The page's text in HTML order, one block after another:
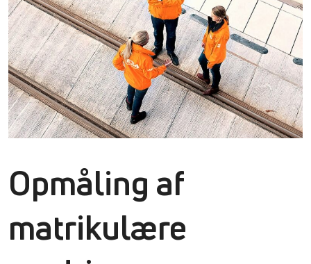
Opmåling af
matrikulære